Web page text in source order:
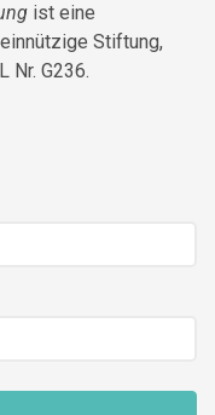
ist eine
Stiftung,
Nr. G236.